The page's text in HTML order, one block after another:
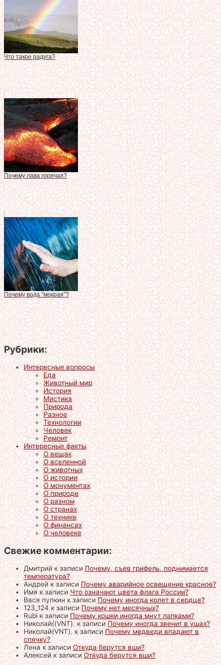
Что такое радуга?
Почему лава горячая?
Почему вода "мокрая"?
Рубрики:
Интересные вопросы
Еда
Животный мир
История
Мистика
Природа
Разное
Технологии
Человек
Ремонт
Интересные факты
О вещах
О вселенной
О животных
О истории
О монументах
О природе
О разном
О странах
О технике
О финансах
О человеке
Свежие комментарии:
Дмитрийк записиПочему, съев грифель, поднимается
температура?
Андрейк записиПочему аварийное освещение красное?
Имяк записиЧто означают цвета флага России?
Вася пупкинк записиПочему иногда колет в сердце?
123_124к записи Почему нет месячных?
Rubiк записи Почему кошки иногда мнут лапками?
Николай((VNT).к записиПочему иногда звенит в ушах?
Николай(VNT).к записиПочему медведи впадают в
спячку?
Ленак записиОткуда берутся вши?
Алексейк записиОткуда берутся вши?